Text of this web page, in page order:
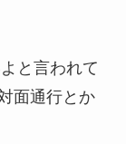
と言われて
面通行とか